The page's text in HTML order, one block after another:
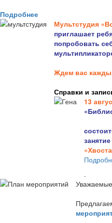
Подробнее
Мультстудия
приглашает
попробовать
Ждем вас
Справки и
13
занятие
.